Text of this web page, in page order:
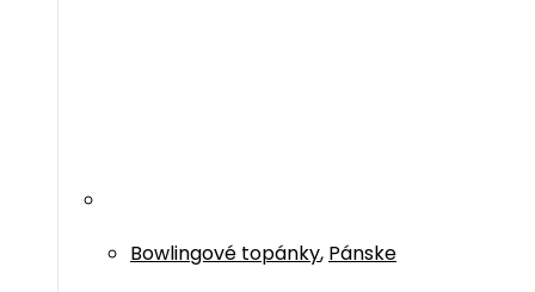
Bowlingové topánky, Pánske